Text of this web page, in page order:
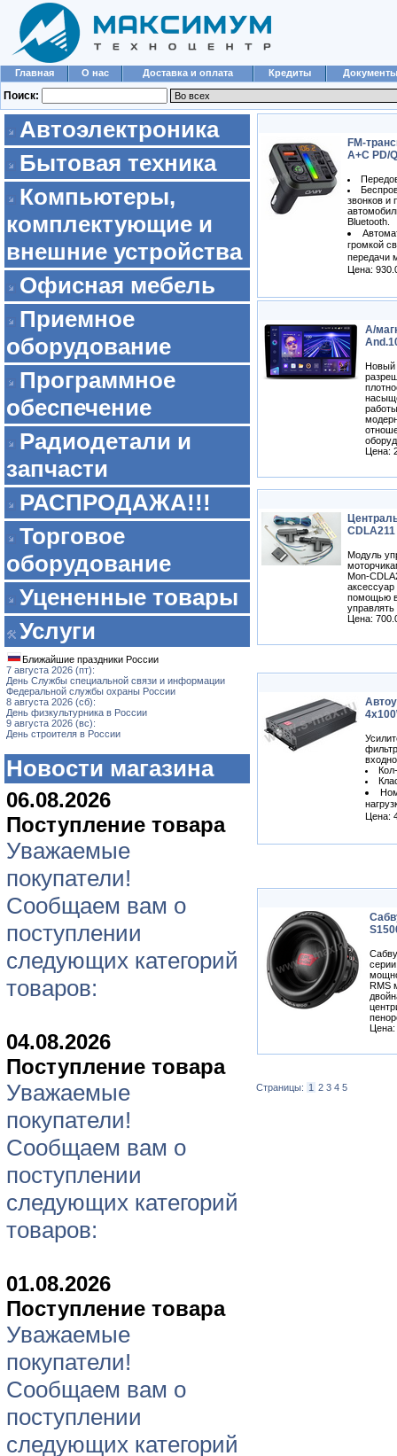
Главная О нас Доставка и оплата Кредиты Документы
Поиск:
Автоэлектроника
Бытовая техника
Компьютеры,
комплектующие и
внешние устройства
Офисная мебель
Приемное
оборудование
Программное
обеспечение
Радиодетали и
запчасти
РАСПРОДАЖА!!!
Торговое
оборудование
Уцененные товары
Услуги
Ближайшие праздники России
7 августа 2026 (пт):
День Службы специальной связи и информации
Федеральной службы охраны России
8 августа 2026 (сб):
День физкультурника в России
9 августа 2026 (вс):
День строителя в России
Новости магазина
06.08.2026
Поступление товара
Уважаемые
покупатели!
Сообщаем вам о
поступлении
следующих категорий
товаров:
04.08.2026
Поступление товара
Уважаемые
покупатели!
Сообщаем вам о
поступлении
следующих категорий
товаров:
01.08.2026
Поступление товара
Уважаемые
покупатели!
Сообщаем вам о
поступлении
следующих категорий
FM-
A+C PD/
звонков и
Bluetooth.
громкой
передачи
Цена:
А/
Новый
Цена:
Модуль
Mon-
помощью
Цена:
Цена:
RMS
Цена:
Страницы: 1 2 3 4 5